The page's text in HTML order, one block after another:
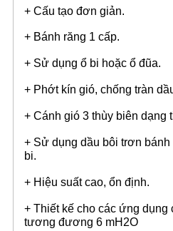
+ Cấu tạo đơn giản.
+ Bánh răng 1 cấp.
+ Sử dụng ổ bi hoặc ổ đũa.
+ Phớt kín gió, chống tràn
+ Cánh gió 3 thùy biên dạng
+ Sử dụng dầu bôi trơn
bi.
+ Hiệu suất cao, ổn định.
+ Thiết kế cho các ứng dụng
tương đương 6 mH2O